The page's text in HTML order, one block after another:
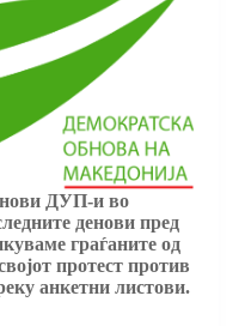
ДУП-и во
денови пред
граѓаните од
протест против
анкетни листови.